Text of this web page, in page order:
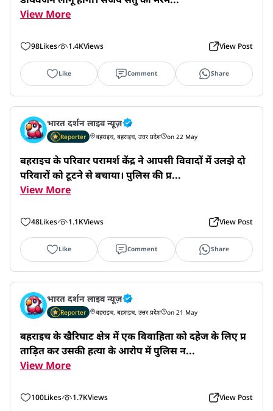
View More
98Likes 1.4KViews View Post
Like Comment Share
भारत दर्शन लाइव न्यूज़
Reporter बहराइच, बहराइच, उत्तर प्रदेश on 22 May
बहराइच के परिवार परामर्श केंद्र ने आपसी विवादों में उलझे दो
परिवारों को टूटने से बचाया। पुलिस की प्र...
View More
48Likes 1.1KViews View Post
Like Comment Share
भारत दर्शन लाइव न्यूज़
Reporter बहराइच, बहराइच, उत्तर प्रदेश on 21 May
बहराइच के खैरिघाट क्षेत्र में एक विवाहिता को दहेज के लिए प्र
ताड़ित कर उसकी हत्या के आरोप में पुलिस न...
View More
100Likes 1.7KViews View Post